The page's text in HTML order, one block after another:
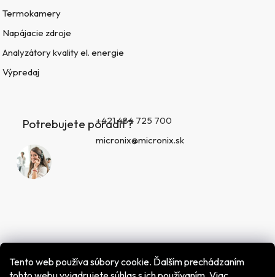
Tento web používa súbory cookie. Ďalším prechádzaním
Termokamery
Napájacie zdroje
Analyzátory kvality el. energie
Výpredaj
Potrebujete poradiť?+421 484 725 700
micronix@micronix.sk